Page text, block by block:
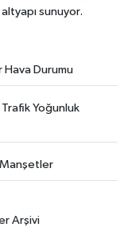
sunuyor.
Hava Durumu
Trafik Yoğunluk
Manşetler
Arşivi